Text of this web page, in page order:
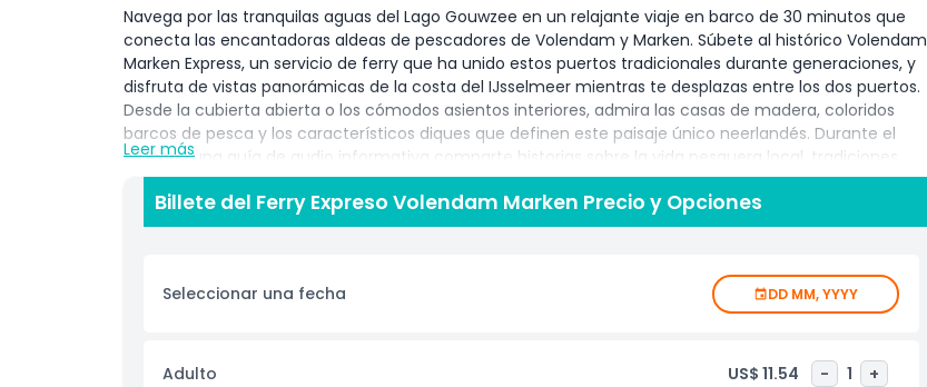
Navega por las tranquilas aguas del Lago Gouwzee en un relajante viaje en barco de 30 minutos que
conecta las encantadoras aldeas de pescadores de Volendam y Marken. Súbete al histórico Volendam
Marken Express, un servicio de ferry que ha unido estos puertos tradicionales durante generaciones, y
disfruta de vistas panorámicas de la costa del IJsselmeer mientras te desplazas entre los dos puertos.
Desde la cubierta abierta o los cómodos asientos interiores, admira las casas de madera, coloridos
barcos de pesca y los característicos diques que definen este paisaje único neerlandés.​ Durante el
crucero, una guía de audio informativa comparte historias sobre la vida pesquera local, tradiciones
marítimas y cómo se transformó la antigua Zuiderzee, agregando profundidad cultural al paseo
escénico. Con barcos que parten aproximadamente cada 45 minutos durante todo el día, tienes la
libertad de bajar, recorrer cualquier aldea a tu propio ritmo y luego tomar un viaje posterior de regreso,
Leer más
Billete del Ferry Expreso Volendam Marken Precio y Opciones
Seleccionar una fecha DD MM, YYYY
Adulto US$ 11.54 - 1 +